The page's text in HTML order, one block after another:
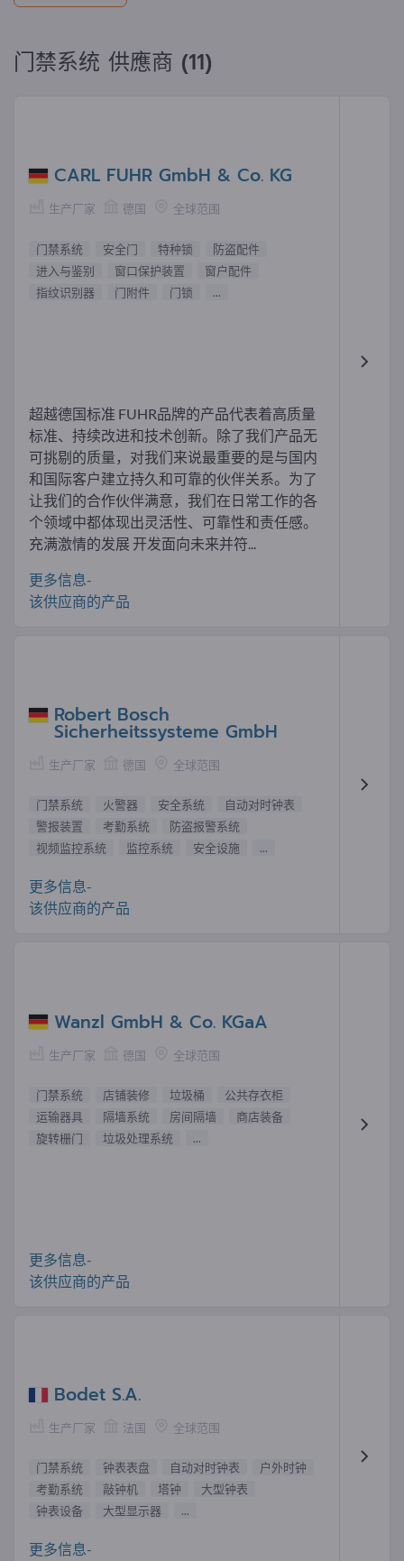
门禁系统 供應商 (11)
CARL FUHR GmbH & Co. KG
生产厂家 德国 全球范围
门禁系统 安全门 特种锁
防盗配件
进入与鉴别
窗口保护装置
窗户配件
指纹识别器
门附件 门锁 ...
超越德国标准 FUHR品牌的产品代表着高质量
标准、持续改进和技术创新。除了我们产品无
可挑剔的质量，对我们来说最重要的是与国内
和国际客户建立持久和可靠的伙伴关系。为了
让我们的合作伙伴满意，我们在日常工作的各
个领域中都体现出灵活性、可靠性和责任感。
充满激情的发展 开发面向未来并符...
更多信息-
该供应商的产品
Robert Bosch
Sicherheitssysteme GmbH
生产厂家 德国 全球范围
门禁系统 火警器 安全系统
自动对时钟表
警报装置
考勤系统
防盗报警系统
视频监控系统
监控系统 安全设施 ...
更多信息-
该供应商的产品
Wanzl GmbH & Co. KGaA
生产厂家 德国 全球范围
门禁系统 店铺装修 垃圾桶
公共存衣柜
运输器具
隔墙系统 房间隔墙
商店装备
旋转栅门
垃圾处理系统 ...
更多信息-
该供应商的产品
Bodet S.A.
生产厂家 法国 全球范围
门禁系统 钟表表盘 自动对时钟表
户外时钟
考勤系统
敲钟机 塔钟
大型钟表
钟表设备
大型显示器 ...
更多信息-